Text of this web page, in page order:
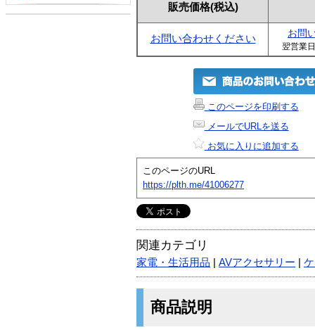
販売価格(税込)
お問い合わせください お問
翌営業
このページを印刷する
メールでURLを送る
お気に入りに追加する
このページのURL
https://plth.me/41006277
関連カテゴリ
家電・生活用品 AVアクセサリー
商品説明